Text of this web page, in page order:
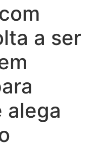
a ser
alega